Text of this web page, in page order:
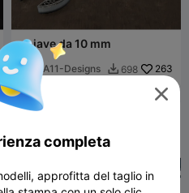
chiave da 10 mm
A11-Designs  698 263


completa
approfitta del taglio in